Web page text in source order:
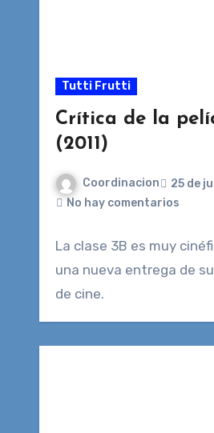
Tutti Frutti
Crítica de la
(2011)
Coordinacion
25 de
No hay comentarios
La clase 3B es muy
una nueva entrega de
de cine.